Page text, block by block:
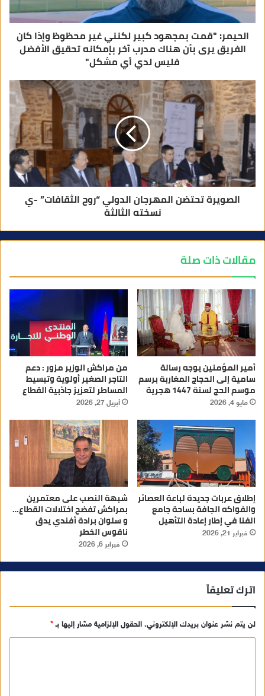
ي
الحيمر: "قمت بمجهود كبير لكنني غير محظوظ وإذا كان
الفريق يرى بأن هناك مدرب آخر بإمكانه تحقيق الأفضل
فليس لدي أي مشكل"
الصويرة تحتضن المهرجان الدولي “روح الثقافات” -ي
نسخته الثالثة
مقالات ذات صلة
أمير المؤمنين يوجه رسالة
سامية إلى الحجاج المغاربة برسم
موسم الحج لسنة 1447 هجرية
مايو 4, 2026
من مراكش الوزير مزور : دعم
التاجر الصغير أولوية وتبسيط
المساطر لتعزيز جاذبية القطاع
أبريل 27, 2026
إطلاق عربات جديدة لباعة العصائر
والفواكه الجافة بساحة جامع
الفنا في إطار إعادة التأهيل
فبراير 21, 2026
شبهة النصب على معتمرين
بمراكش تفضح اختلالات القطاع…
و سلوان برادة أفندي يدق
ناقوس الخطر
فبراير 6, 2026
اترك تعليقاً
لن يتم نشر عنوان بريدك الإلكتروني. الحقول الإلزامية مشار إليها بـ*